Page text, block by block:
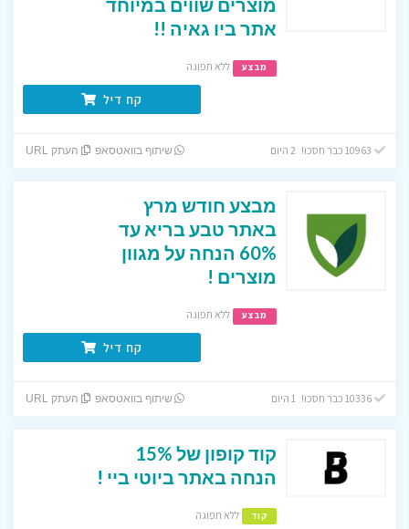
מוצרים שווים במיוחד
אתר ביו גאיה !!
מבצע ללא תפוגה
קח דיל
שיתוף בוואטסאפ העתק URL
מבצע חודש מרץ
באתר טבע בריא עד
60% הנחה על מגוון
מוצרים !
מבצע ללא תפוגה
קח דיל
10336 כבר חסכו! 1 היום שיתוף בוואטסאפ העתק URL
קוד קופון של 15%
הנחה באתר ביוטי ביי !
קוד ללא תפוגה